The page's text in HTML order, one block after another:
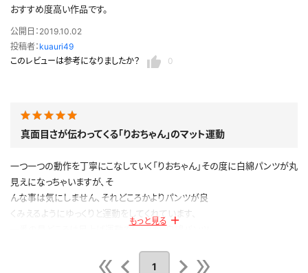
おすすめ度高い作品です。
公開日：2019.10.02
投稿者： kuauri49
このレビューは参考になりましたか？
0
真面目さが伝わってくる「りおちゃん」のマット運動
一つ一つの動作を丁寧にこなしていく「りおちゃん」その度に白綿パンツが丸
見えになっちゃいますが、そ
んな事は気にしません、それどころかよりパンツが良
くみえるようにゆっくりと運動をしてくれています、
一番の見どころは足上げ運動でしょうか、白綿パンツ
もっと見る
1